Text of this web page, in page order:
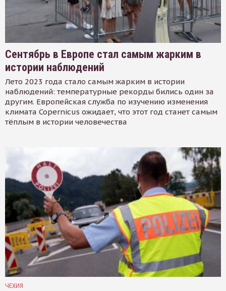
Сентябрь в Европе стал самым жарким в
истории наблюдений
Лето 2023 года стало самым жарким в истории
наблюдений: температурные рекорды бились один за
другим. Европейская служба по изучению изменения
климата Copernicus ожидает, что этот год станет самым
тёплым в истории человечества
ЧЕХИЯ